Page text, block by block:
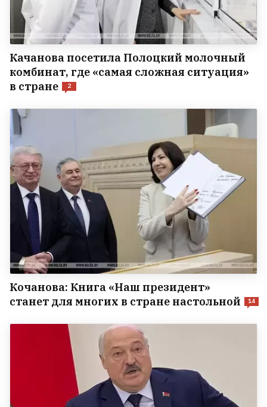
Качанова посетила Полоцкий молочный
комбинат, где «самая сложная ситуация»
в стране
2
Кочанова: Книга «Наш президент»
станет для многих в стране настольной
14